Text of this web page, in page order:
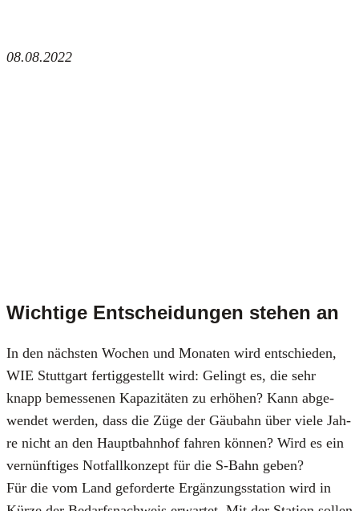
08.08.2022
Wichtige Entscheidungen stehen an
In den nächs­ten Wochen und Mona­ten wird ent­schie­den,
WIE Stutt­gart fer­tig­ge­stellt wird: Gelingt es, die sehr
knapp bemes­se­nen Kapa­zi­tä­ten zu erhö­hen? Kann abge­
wen­det wer­den, dass die Züge der Gäu­bahn über vie­le Jah­
re nicht an den Haupt­bahn­hof fah­ren kön­nen? Wird es ein
ver­nünf­ti­ges Not­fall­kon­zept für die S‑Bahn geben?
Für die vom Land gefor­der­te Ergän­zungs­sta­ti­on wird in